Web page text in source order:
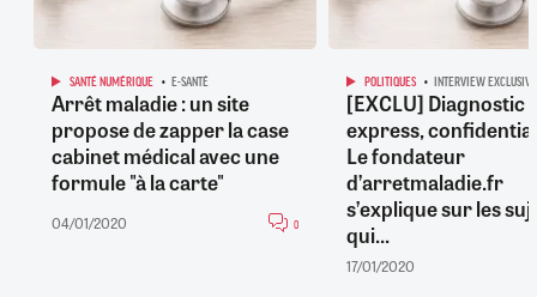
SANTÉ NUMÉRIQUE E-SANTÉ
Arrêt maladie : un site
propose de zapper la case
cabinet médical avec une
formule "à la carte"
04/01/2020 0
POLITIQUES INTERVIEW EXCLUSIVE
[EXCLU] Diagnostic
express,
Le fondateur
d’arretmaladie.fr
s’explique sur les
qui...
17/01/2020